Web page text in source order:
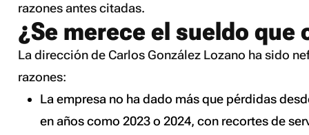
razones antes citadas.
¿Se merece el sueldo que
La dirección de Carlos González Lozano ha sido
razones:
La empresa no ha dado más que pérdidas
en años como 2023 o 2024, con recortes de